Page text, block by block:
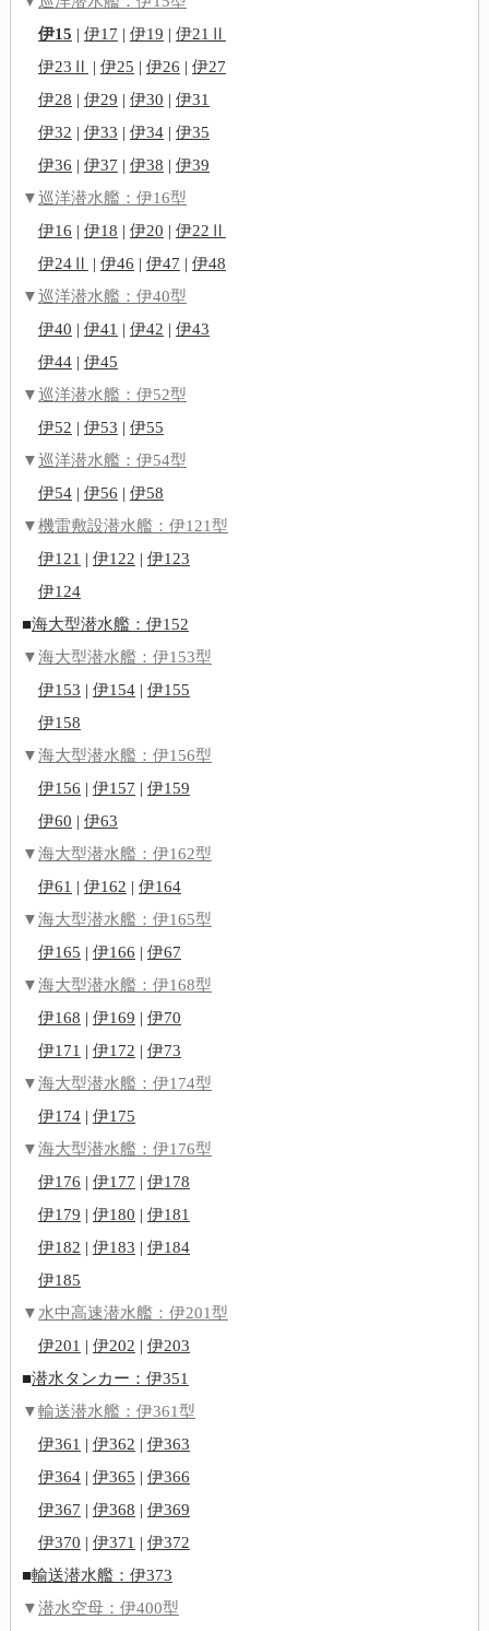
伊15 | 伊17 | 伊19 | 伊21Ⅱ
伊23Ⅱ
| 伊25 | 伊26 | 伊27
伊28 | 伊29 | 伊30 | 伊31
伊32 | 伊33 | 伊34| 伊35
伊36 | 伊37 | 伊38 | 伊39
▼巡洋潜水艦：伊16型
伊16 | 伊18 | 伊20 | 伊22Ⅱ
伊24Ⅱ
| 伊46 | 伊47 | 伊48
▼巡洋潜水艦：伊40型
伊40 | 伊41 | 伊42 | 伊43
伊44| 伊45
▼巡洋潜水艦：伊52型
伊52 | 伊53 | 伊55
▼巡洋潜水艦：伊54型
伊54| 伊56 | 伊58
▼機雷敷設潜水艦：伊121型
伊121 | 伊122 | 伊123
伊124
■海大型潜水艦：伊152
▼海大型潜水艦：伊153型
伊153 | 伊154| 伊155
伊158
▼海大型潜水艦：伊156型
伊156 | 伊157 | 伊159
伊60 | 伊63
▼海大型潜水艦：伊162型
伊61 | 伊162 | 伊164
▼海大型潜水艦：伊165型
伊165 | 伊166 | 伊67
▼海大型潜水艦：伊168型
伊168 | 伊169 | 伊70
伊171 | 伊172 | 伊73
▼海大型潜水艦：伊174型
伊174| 伊175
▼海大型潜水艦：伊176型
伊176 | 伊177 | 伊178
伊179 | 伊180 | 伊181
伊182 | 伊183 | 伊184
伊185
▼ 水中高速潜水艦：伊201型
伊201 | 伊202 | 伊203
■潜水タンカー：伊351
▼輸送潜水艦：伊361型
伊361 | 伊362 | 伊363
伊364| 伊365 | 伊366
伊367 | 伊368 | 伊369
伊370 | 伊371 | 伊372
■輸送潜水艦：伊373
▼潜水空母：伊400型